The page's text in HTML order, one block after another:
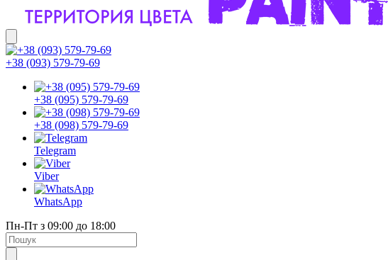
+38 (093) 579-79-69
+38 (095) 579-79-69
+38 (098) 579-79-69
Telegram
Viber
WhatsApp
Пн-Пт з 09:00 до 18:00